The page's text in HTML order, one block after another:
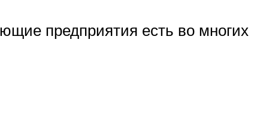
предприятия есть во многих